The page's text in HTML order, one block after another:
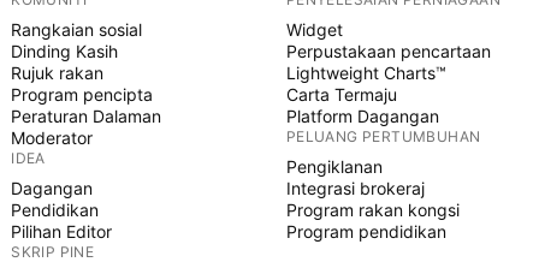
Rangkaian sosial
Dinding Kasih
Rujuk rakan
Program pencipta
Peraturan Dalaman
Moderator
IDEA
Dagangan
Pendidikan
Pilihan Editor
SKRIP PINE
Widget
Perpustakaan pencartaan
Lightweight Charts™
Carta Termaju
Platform Dagangan
PELUANG PERTUMBUHAN
Pengiklanan
Integrasi brokeraj
Program rakan kongsi
Program pendidikan